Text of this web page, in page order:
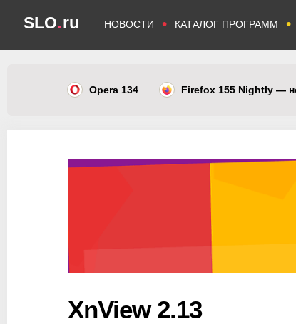
SLO.ru НОВОСТИ • КАТАЛОГ ПРОГРАММ •
Opera 134 Firefox 155 Nightly —
XnView 2.13